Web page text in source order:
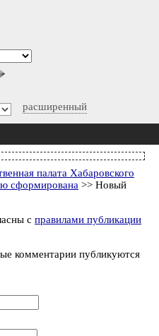
расширенный
палата Хабаровского
сформирована >> Новый
с правилами публикации
комментарии публикуются